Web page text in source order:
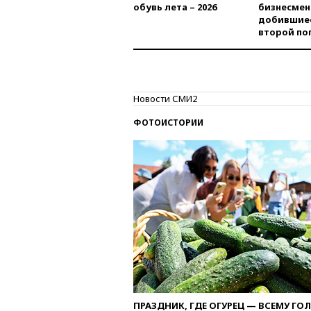
обувь лета – 2026
второй
Новости СМИ2
ФОТОИСТОРИИ
ПРАЗДНИК, ГДЕ ОГУРЕЦ — ВСЕМУ